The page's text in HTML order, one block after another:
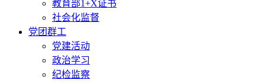
教育部1+X证书
社会化监督
党团群工
党建活动
政治学习
纪检监察